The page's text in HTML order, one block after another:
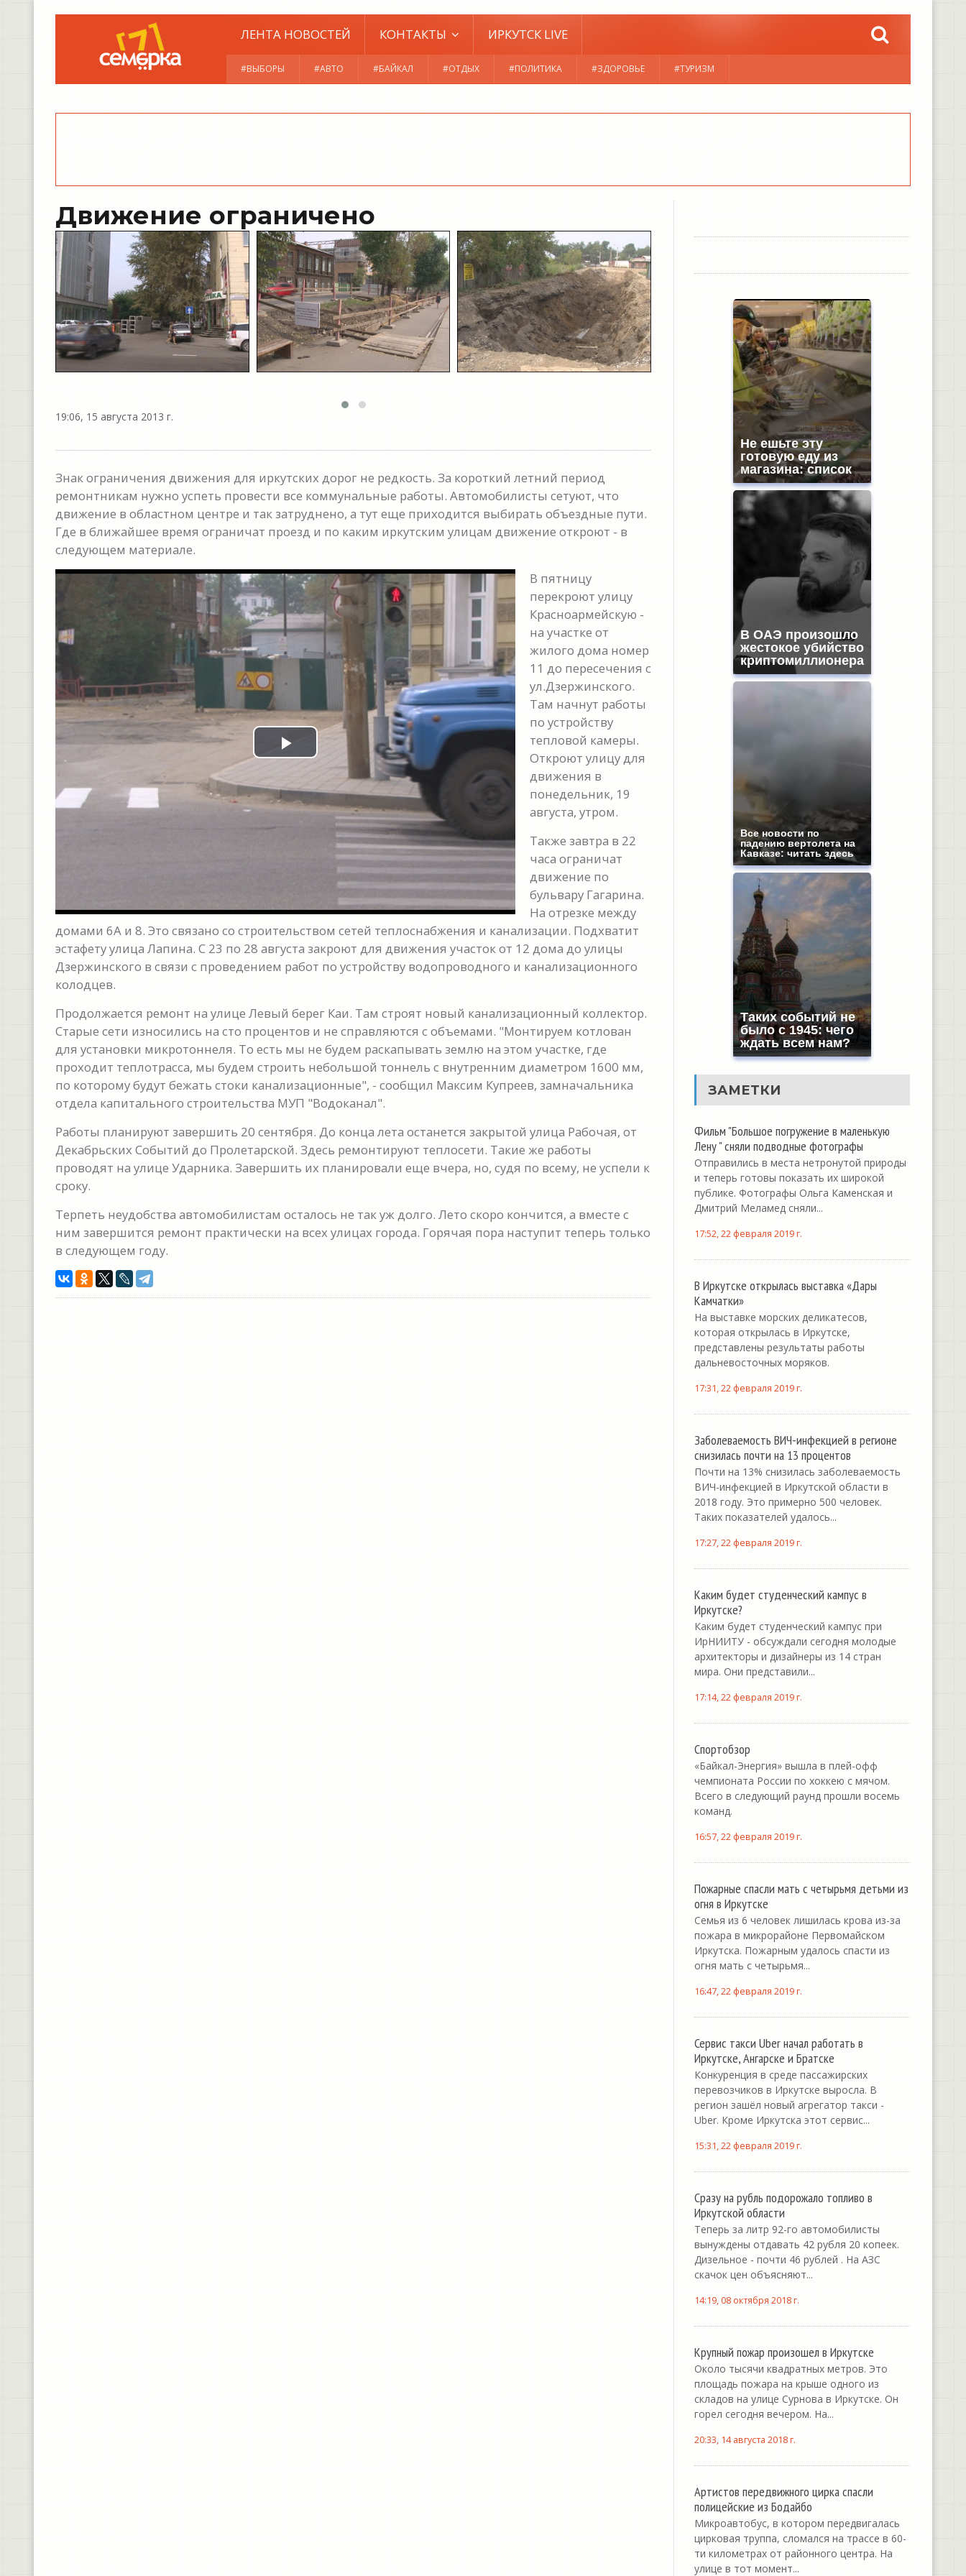
ЛЕНТА НОВОСТЕЙ КОНТАКТЫ ИРКУТСК LIVE
#ВЫБОРЫ #АВТО #БАЙКАЛ #ОТДЫХ #ПОЛИТИКА #ЗДОРОВЬЕ #ТУРИЗМ
Движение ограничено
19:06, 15 августа 2013 г.
Знак ограничения движения для иркутских дорог не редкость. За короткий летний период
ремонтникам нужно успеть провести все коммунальные работы. Автомобилисты сетуют, что
движение в областном центре и так затруднено, а тут еще приходится выбирать объездные пути.
Где в ближайшее время ограничат проезд и по каким иркутским улицам движение откроют - в
следующем материале.
Play
Video
В пятницу
перекроют улицу
Красноармейскую -
на участке от
жилого дома номер
11 до пересечения с
ул.Дзержинского.
Там начнут работы
по устройству
тепловой камеры.
Откроют улицу для
движения в
понедельник, 19
августа, утром.
Также завтра в 22
часа ограничат
движение по
бульвару Гагарина.
На отрезке между
домами 6А и 8. Это связано со строительством сетей теплоснабжения и канализации. Подхватит
эстафету улица Лапина. С 23 по 28 августа закроют для движения участок от 12 дома до улицы
Дзержинского в связи с проведением работ по устройству водопроводного и канализационного
колодцев.
Продолжается ремонт на улице Левый берег Каи. Там строят новый канализационный коллектор.
Старые сети износились на сто процентов и не справляются с объемами. "Монтируем котлован
для установки микротоннеля. То есть мы не будем раскапывать землю на этом участке, где
проходит теплотрасса, мы будем строить небольшой тоннель с внутренним диаметром 1600 мм,
по которому будут бежать стоки канализационные", - сообщил Максим Купреев, замначальника
отдела капитального строительства МУП "Водоканал".
Работы планируют завершить 20 сентября. До конца лета останется закрытой улица Рабочая, от
Декабрьских Событий до Пролетарской. Здесь ремонтируют теплосети. Такие же работы
проводят на улице Ударника. Завершить их планировали еще вчера, но, судя по всему, не успели к
сроку.
Терпеть неудобства автомобилистам осталось не так уж долго. Лето скоро кончится, а вместе с
ним завершится ремонт практически на всех улицах города. Горячая пора наступит теперь только
в следующем году.
Не ешьте эту
готовую еду из
магазина: список
В ОАЭ произошло
жестокое убийство
криптомиллионера
Все новости по
падению вертолета на
Кавказе: читать здесь
Таких событий не
было с 1945: чего
ждать всем нам?
ЗАМЕТКИ
Фильм "Большое погружение в маленькую
Лену " сняли подводные фотографы
Отправились в места нетронутой природы
и теперь готовы показать их широкой
публике. Фотографы Ольга Каменская и
Дмитрий Меламед сняли...
17:52, 22 февраля 2019 г.
В Иркутске открылась выставка «Дары
Камчатки»
На выставке морских деликатесов,
которая открылась в Иркутске,
представлены результаты работы
дальневосточных моряков.
17:31, 22 февраля 2019 г.
Заболеваемость ВИЧ-инфекцией в регионе
снизилась почти на 13 процентов
Почти на 13% снизилась заболеваемость
ВИЧ-инфекцией в Иркутской области в
2018 году. Это примерно 500 человек.
Таких показателей удалось...
17:27, 22 февраля 2019 г.
Каким будет студенческий кампус в
Иркутске?
Каким будет студенческий кампус при
ИрНИИТУ - обсуждали сегодня молодые
архитекторы и дизайнеры из 14 стран
мира. Они представили...
17:14, 22 февраля 2019 г.
Спортобзор
«Байкал-Энергия» вышла в плей-офф
чемпионата России по хоккею с мячом.
Всего в следующий раунд прошли восемь
команд.
16:57, 22 февраля 2019 г.
Пожарные спасли мать с четырьмя детьми из
огня в Иркутске
Семья из 6 человек лишилась крова из-за
пожара в микрорайоне Первомайском
Иркутска. Пожарным удалось спасти из
огня мать с четырьмя...
16:47, 22 февраля 2019 г.
Сервис такси Uber начал работать в
Иркутске, Ангарске и Братске
Конкуренция в среде пассажирских
перевозчиков в Иркутске выросла. В
регион зашёл новый агрегатор такси -
Uber. Кроме Иркутска этот сервис...
15:31, 22 февраля 2019 г.
Сразу на рубль подорожало топливо в
Иркутской области
Теперь за литр 92-го автомобилисты
вынуждены отдавать 42 рубля 20 копеек.
Дизельное - почти 46 рублей . На АЗС
скачок цен объясняют...
14:19, 08 октября 2018 г.
Крупный пожар произошел в Иркутске
Около тысячи квадратных метров. Это
площадь пожара на крыше одного из
складов на улице Сурнова в Иркутске. Он
горел сегодня вечером. На...
20:33, 14 августа 2018 г.
Артистов передвижного цирка спасли
полицейские из Бодайбо
Микроавтобус, в котором передвигалась
цирковая труппа, сломался на трассе в 60-
ти километрах от районного центра. На
улице в тот момент...